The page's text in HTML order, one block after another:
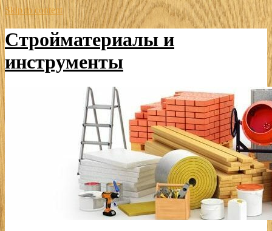
Skip to content
Стройматериалы и
инструменты